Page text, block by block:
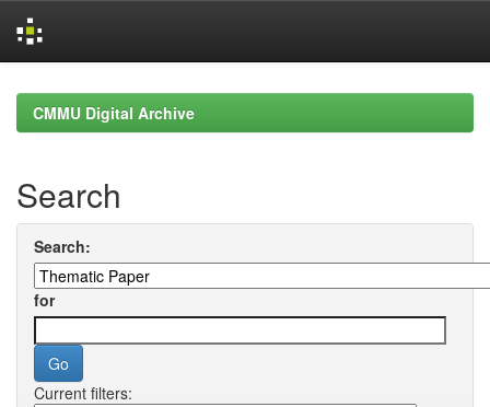
navigationCMMU Digital Archive
Search
Search:
for
Current filters: